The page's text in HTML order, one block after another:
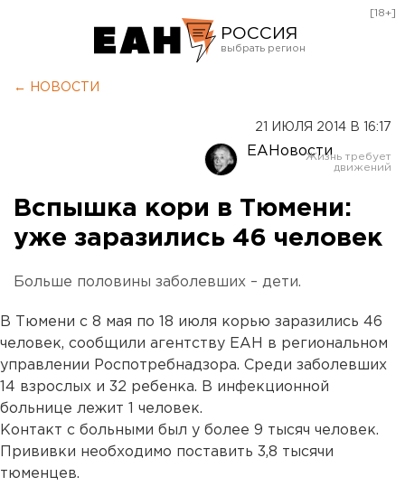
РОССИЯ
Оренбург
[18+]
← НОВОСТИ
21 ИЮЛЯ 2014 В 16:17
ЕАНовости
Вспышка кори в Тюмени:
уже заразились 46 человек
Больше половины заболевших – дети.
В Тюмени с 8 мая по 18 июля корью заразились 46
человек, сообщили агентству ЕАН в региональном
управлении Роспотребнадзора. Среди заболевших
14 взрослых и 32 ребенка. В инфекционной
больнице лежит 1 человек.
Контакт с больными был у более 9 тысяч человек.
Прививки необходимо поставить 3,8 тысячи
тюменцев.